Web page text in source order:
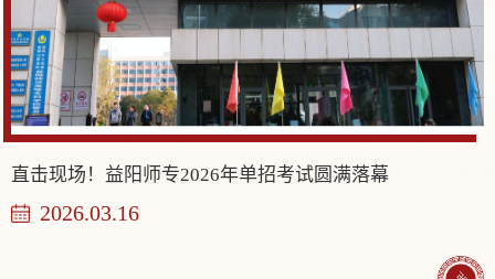
直击现场！益阳师专2026年单招考试圆满落幕
2026.03.16